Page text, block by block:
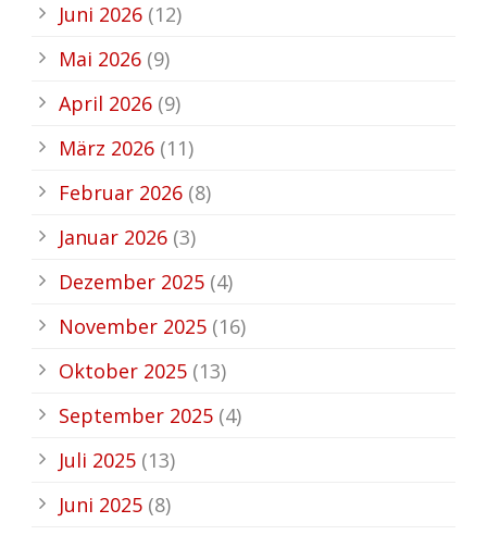
Juni 2026 (12)
Mai 2026 (9)
April 2026 (9)
März 2026 (11)
Februar 2026 (8)
Januar 2026 (3)
Dezember 2025 (4)
November 2025 (16)
Oktober 2025 (13)
September 2025 (4)
Juli 2025 (13)
Juni 2025 (8)